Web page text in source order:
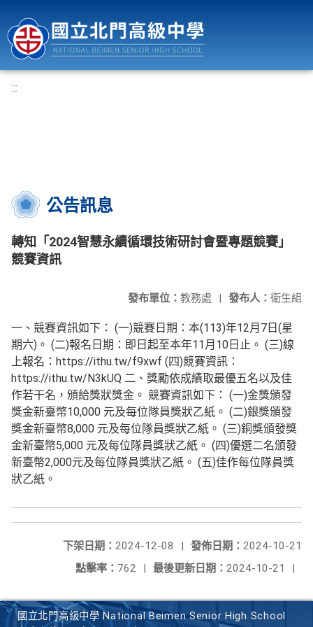
:::
公告訊息
轉知「2024智慧永續循環技術研討會暨專題競賽」
競賽資訊
發布人： 衛生組
發布單位： 教務處 |
一、競賽資訊如下： (一)競賽日期：本(113)年12月7日(星
期六)。 (二)報名日期：即日起至本年11月10日止。 (三)線
上報名：https://ithu.tw/f9xwf (四)競賽資訊：
https://ithu.tw/N3kUQ 二、獎勵依成績取最優五名以及佳
作若干名，頒給獎狀獎金。 競賽資訊如下： (一)金獎頒發
獎金新臺幣10,000 元及每位隊員獎狀乙紙。 (二)銀獎頒發
獎金新臺幣8,000 元及每位隊員獎狀乙紙。 (三)銅獎頒發獎
金新臺幣5,000 元及每位隊員獎狀乙紙。 (四)優選二名頒發
新臺幣2,000元及每位隊員獎狀乙紙。 (五)佳作每位隊員獎
狀乙紙。
發佈日期： 2024-10-21
下架日期： 2024-12-08
|
最後更新日期： 2024-10-21 |
點擊率： 762 |
國立北門高級中學 National Beimen Senior High School